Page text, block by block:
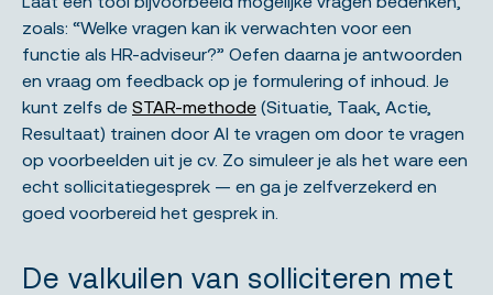
zoals: “Welke vragen kan ik verwachten voor een
functie als HR-adviseur?” Oefen daarna je antwoorden
en vraag om feedback op je formulering of inhoud. Je
kunt zelfs de STAR-methode (Situatie, Taak, Actie,
Resultaat) trainen door AI te vragen om door te vragen
op voorbeelden uit je cv. Zo simuleer je als het ware een
echt sollicitatiegesprek — en ga je zelfverzekerd en
goed voorbereid het gesprek in.
De valkuilen van solliciteren met